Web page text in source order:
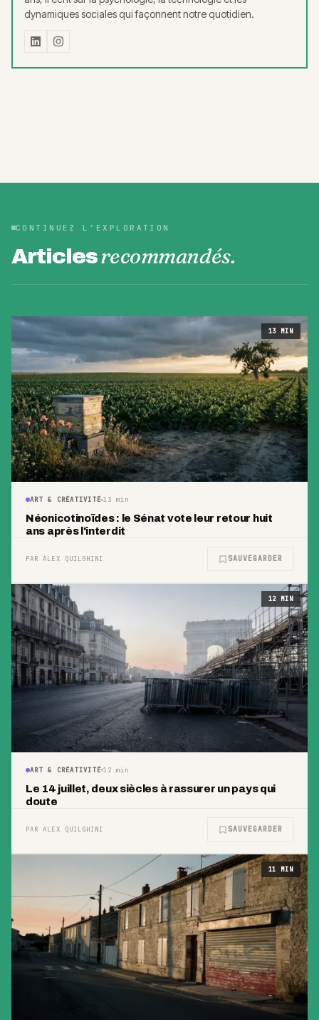
dynamiques sociales qui façonnent notre quotidien.
CONTINUEZ L’EXPLORATION
Articlesrecommandés.
13 MIN
ART & CRÉATIVITÉ 13 min
Néonicotinoïdes : le Sénat vote leur retour huit
ans après l'interdit
PAR ALEX QUILGHINI SAUVEGARDER
12 MIN
ART & CRÉATIVITÉ 12 min
Le 14 juillet, deux siècles à rassurer un pays qui
doute
PAR ALEX QUILGHINI SAUVEGARDER
11 MIN